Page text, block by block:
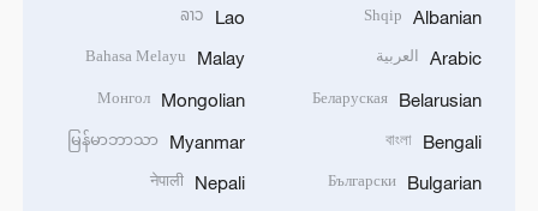
Albanian
Shqip
Arabic العربية
Belarusian
Беларуская
Bengali
বাংলা
Bulgarian
Български
Lao
ລາວ
Malay
Bahasa Melayu
Mongolian
Монгол
Myanmar
မြန်မာဘာသာ
Nepali
नेपाली